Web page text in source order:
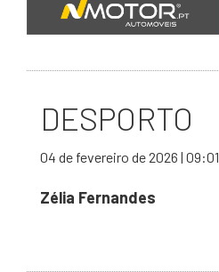
DESPORTO
04 de fevereiro de 2026 | 09:01
Zélia Fernandes